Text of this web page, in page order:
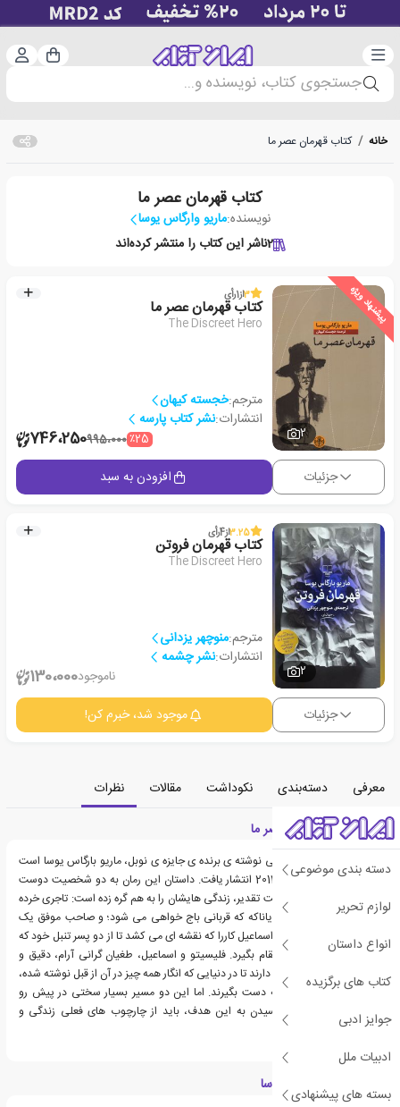
دسته‌بندی سبد
جستجوی کتاب، نویسنده و...
دسته بندی موضوعی
لوازم تحریر
انواع داستان
کتاب های برگزیده
جوایز ادبی
ادبیات ملل
بسته های پیشنهادی
خانه / کتاب قهرمان عصر ما
کتاب قهرمان عصر ما
نویسنده:ماریو وارگاس یوسا
2ناشر این کتاب را منتشر کرده‌اند
پیشنهاد ویژه
2
3از1رأی
کتاب قهرمان عصر ما
The Discreet Hero
مترجم:خجسته کیهان
انتشارات:نشر کتاب پارسه
٪25995،000746،250
جزئیات افزودن به سبد
2
3.25از4رأی
کتاب قهرمان فروتن
The Discreet Hero
مترجم:منوچهر یزدانی
انتشارات:نشر چشمه
ناموجود130،000
جزئیات موجود شد، خبرم کن!
معرفی دسته‌بندی نکوداشت مقالات
نظرات
معرفی کتاب قهرمان عصر ما
کتاب قهرمان عصر ما، رمانی نوشته ی برنده ی جایزه ی نوبل، ماریو بارگاس یوسا است
که نخستین بار در سال 2013 انتشار یافت. داستان این رمان به دو شخصیت دوست
داشتنی می پردازد که دست تقدیر، زندگی هایشان را به هم گره زده است: تاجری خرده
پا در پرو به نام فلیسیتو یاناکه که قربانی باج خواهی می شود؛ و صاحب موفق یک
شرکت بیمه در لیما به نام اسماعیل کاررا که نقشه ای می کشد تا از دو پسر تنبل خود که
آرزوی مرگش را دارند، انتقام بگیرد. فلیسیتو و اسماعیل، طغیان گرانی آرام، دقیق و
بااحتیاط هستند که تلاش دارند تا در دنیایی که انگار همه چیز در آن از قبل نوشته شده،
افسار سرنوشت خود را به دست بگیرند. اما این دو مسیر بسیار سختی در پیش رو
خواهند داشت و برای رسیدن به این هدف، باید از چارچوب های فعلی زندگی و
پیرامون خود، فراتر روند.
درباره ماریو وارگاس یوسا